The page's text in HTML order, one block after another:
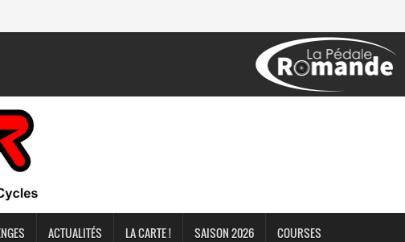
ACTUALITÉS LA CARTE ! SAISON 2026 COURSES